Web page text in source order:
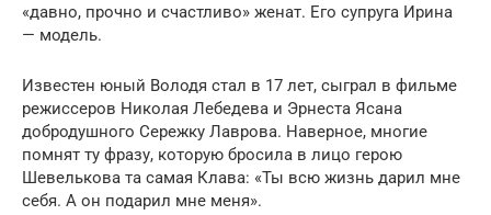
«давно, прочно и счастливо» женат. Его супруга Ирина
— модель.
Известен юный Володя стал в 17 лет, сыграл в фильме
режиссеров Николая Лебедева и Эрнеста Ясана
добродушного Сережку Лаврова. Наверное, многие
помнят ту фразу, которую бросила в лицо герою
Шевелькова та самая Клава: «Ты всю жизнь дарил мне
себя. А он подарил мне меня».